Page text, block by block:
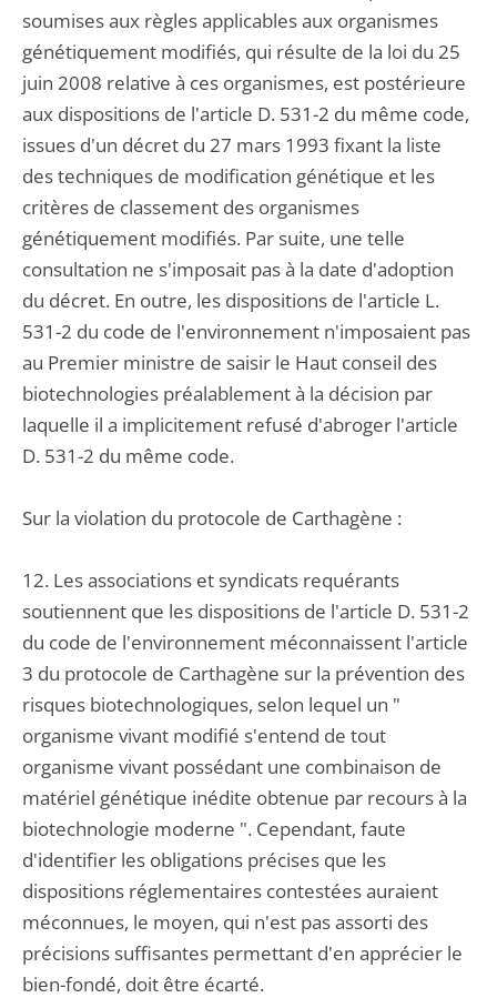
soumises aux règles applicables aux organismes
génétiquement modifiés, qui résulte de la loi du 25
juin 2008 relative à ces organismes, est postérieure
aux dispositions de l'article D. 531-2 du même code,
issues d'un décret du 27 mars 1993 fixant la liste
des techniques de modification génétique et les
critères de classement des organismes
génétiquement modifiés. Par suite, une telle
consultation ne s'imposait pas à la date d'adoption
du décret. En outre, les dispositions de l'article L.
531-2 du code de l'environnement n'imposaient pas
au Premier ministre de saisir le Haut conseil des
biotechnologies préalablement à la décision par
laquelle il a implicitement refusé d'abroger l'article
D. 531-2 du même code.
Sur la violation du protocole de Carthagène :
12. Les associations et syndicats requérants
soutiennent que les dispositions de l'article D. 531-2
du code de l'environnement méconnaissent l'article
3 du protocole de Carthagène sur la prévention des
risques biotechnologiques, selon lequel un "
organisme vivant modifié s'entend de tout
organisme vivant possédant une combinaison de
matériel génétique inédite obtenue par recours à la
biotechnologie moderne ". Cependant, faute
d'identifier les obligations précises que les
dispositions réglementaires contestées auraient
méconnues, le moyen, qui n'est pas assorti des
précisions suffisantes permettant d'en apprécier le
bien-fondé, doit être écarté.